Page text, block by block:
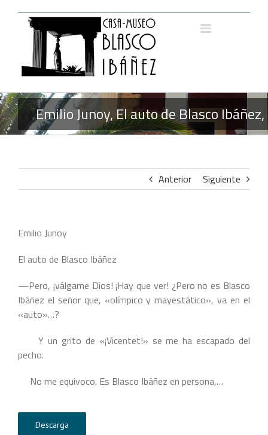
contenido
Emilio Junoy, El auto de Blasco
Anterior Siguiente
Emilio Junoy
El auto de Blasco Ibáñez
—Pero, ¡válgame Dios! ¡Hay que ver! ¿Pero no es Blasco
Ibáñez el señor que, «olímpico y mayestático», va en el
«auto»…?
Y un grito de «¡Vicentet!» se me ha escapado del
pecho.
No me equivoco. Es Blasco Ibáñez en persona,…
Descarga